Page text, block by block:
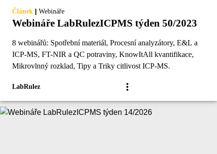
Článek | Webináře
Webináře LabRulezICPMS týden 50/2023
8 webinářů: Spotřební materiál, Procesní analyzátory, E&L a
ICP-MS, FT-NIR a QC potraviny, KnowItAll kvantifikace,
Mikrovlnný rozklad, Tipy a Triky citlivost ICP-MS.
LabRulez